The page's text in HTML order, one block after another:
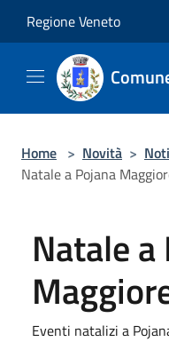
Regione Veneto
Home > Novità >
Natale a Pojana
Natale a
Eventi natalizi a